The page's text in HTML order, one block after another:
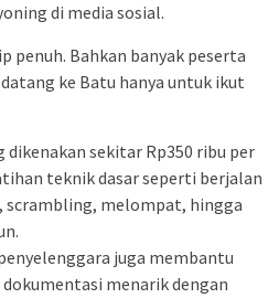
di media sosial.
penuh. Bahkan banyak peserta
ke Batu hanya untuk ikut
sekitar Rp350 ribu per
teknik dasar seperti berjalan
scrambling, melompat, hingga
juga membantu
menarik dengan